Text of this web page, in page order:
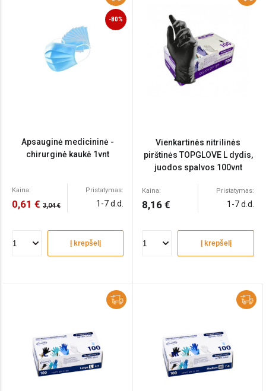
-80%
Apsauginė medicininė -
chirurginė kaukė 1vnt
Kaina:
0,61 € 3,04 €
Pristatymas:
1-7 d.d.
Į krepšelį
Vienkartinės nitrilinės
pirštinės TOPGLOVE L dydis,
juodos spalvos 100vnt
Kaina:
8,16 €
Pristatymas:
1-7 d.d.
Į krepšelį